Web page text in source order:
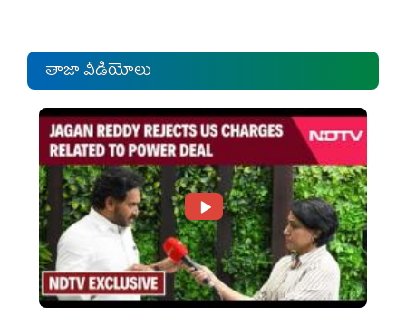
తాజా వీడియోలు